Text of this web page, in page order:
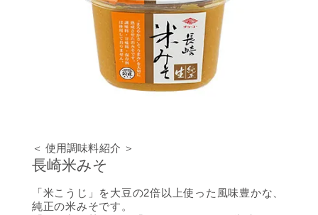
＜ 使用調味料紹介 ＞
長崎米みそ
「米こうじ」を大豆の2倍以上使った風味豊かな、
純正の米みそです。